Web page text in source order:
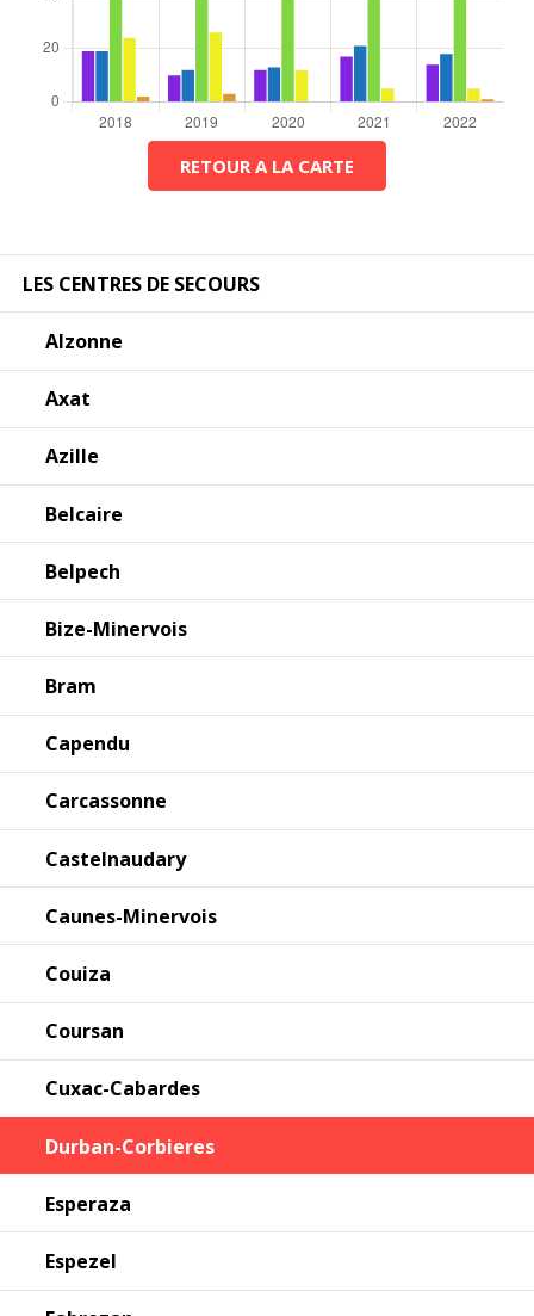
RETOUR A LA CARTE
LES CENTRES DE SECOURS
Alzonne
Axat
Azille
Belcaire
Belpech
Bize-Minervois
Bram
Capendu
Carcassonne
Castelnaudary
Caunes-Minervois
Couiza
Coursan
Cuxac-Cabardes
Durban-Corbieres
Esperaza
Espezel